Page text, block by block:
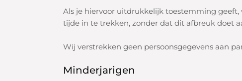
Als je hiervoor uitdrukkelijk toestemming geeft,
tijde in te trekken, zonder dat dit afbreuk doet
Wij verstrekken geen persoonsgegevens aan
Minderjarigen